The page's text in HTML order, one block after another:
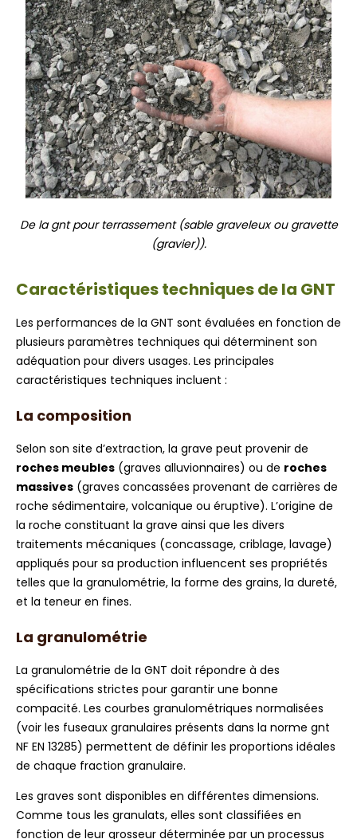
De la gnt pour terrassement (sable graveleux ou gravette
(gravier)).
Caractéristiques techniques de la GNT
Les performances de la GNT sont évaluées en fonction de
plusieurs paramètres techniques qui déterminent son
adéquation pour divers usages. Les principales
caractéristiques techniques incluent :
La composition
Selon son site d’extraction, la grave peut provenir de
roches meubles (graves alluvionnaires) ou de roches
massives (graves concassées provenant de carrières de
roche sédimentaire, volcanique ou éruptive). L’origine de
la roche constituant la grave ainsi que les divers
traitements mécaniques (concassage, criblage, lavage)
appliqués pour sa production influencent ses propriétés
telles que la granulométrie, la forme des grains, la dureté,
et la teneur en fines.
La granulométrie
La granulométrie de la GNT doit répondre à des
spécifications strictes pour garantir une bonne
compacité. Les courbes granulométriques normalisées
(voir les fuseaux granulaires présents dans la norme gnt
NF EN 13285) permettent de définir les proportions idéales
de chaque fraction granulaire.
Les graves sont disponibles en différentes dimensions.
Comme tous les granulats, elles sont classifiées en
fonction de leur grosseur déterminée par un processus